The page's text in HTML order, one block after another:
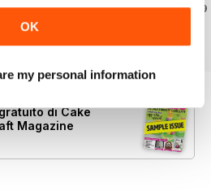
OK
my personal information
per€6,99
|Al carrello
Acquista per€6,99
di Cake
Magazine